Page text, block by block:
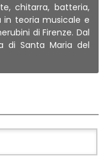
chitarra, batteria,
in teoria musicale e
di Firenze. Dal
di Santa Maria del